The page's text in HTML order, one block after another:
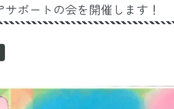
サポートの会を開催します！